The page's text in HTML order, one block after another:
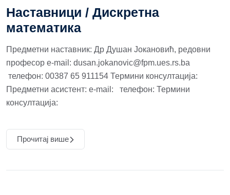
Наставници / Дискретна
математика
Предметни наставник: Др Душан Јокановић, редовни
професор e-mail: dusan.jokanovic@fpm.ues.rs.ba
телефон: 00387 65 911154 Термини консултација:
Предметни асистент: e-mail: телефон: Термини
консултација:
Прочитај више